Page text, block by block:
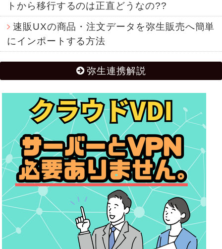
トから移行するのは正直どうなの??
速販UXの商品・注文データを弥生販売へ簡単
にインポートする方法
弥生連携解説